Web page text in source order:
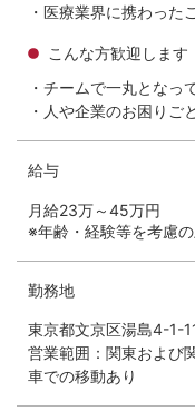
・医療業界に携わった
こんな方歓迎します
・チームで一丸となっ
・人や企業のお困りご
給与
月給23万～45万円
※年齢・経験等を考慮の
勤務地
東京都文京区湯島4-1-
営業範囲：関東および
車での移動あり